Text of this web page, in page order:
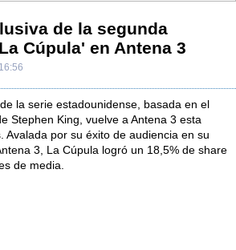
de la segunda
Cúpula' en Antena 3
la serie estadounidense, basada en el
Stephen King, vuelve a Antena 3 esta
Avalada por su éxito de audiencia en su
3, La Cúpula logró un 18,5% de share
de media.